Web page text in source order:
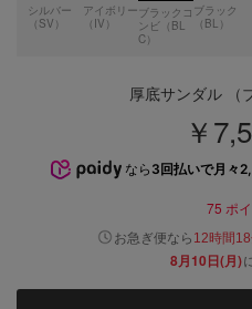
シルバー
（SV）
アイボリー
（IV）
ブラックコ
ンビ（BL
C）
ブラック
（BL）
厚底サンダル （
￥
なら 3回払いで月々
75 ポ
お急ぎ便なら 12時間
8月10日(月)